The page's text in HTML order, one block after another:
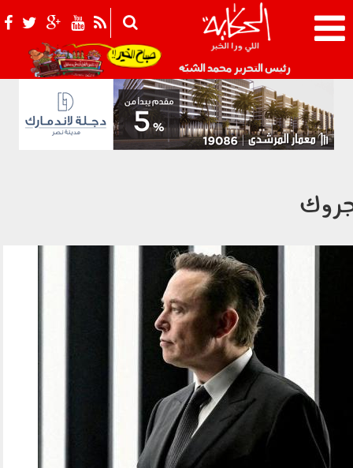
رئيس التحرير محمد الشبّه 021_2.png